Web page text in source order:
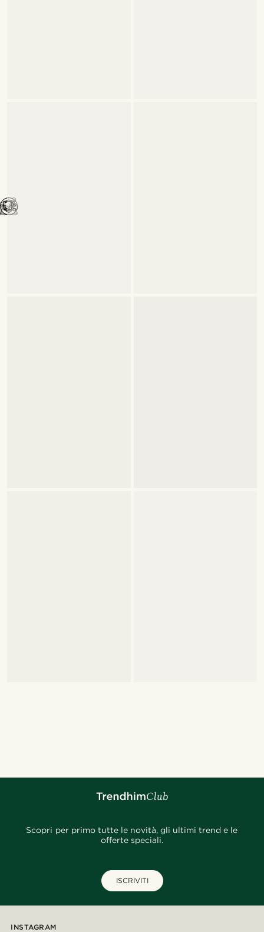
Scopri per primo tutte le novità, gli ultimi trend e le
offerte speciali.
ISCRIVITI
INSTAGRAM